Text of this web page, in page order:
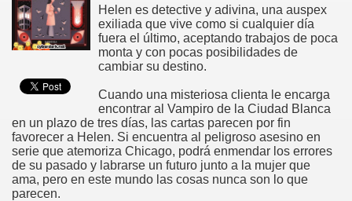
Helen es detective y adivina, una auspex
exiliada que vive como si cualquier día
fuera el último, aceptando trabajos de poca
monta y con pocas posibilidades de
cambiar su destino.
Cuando una misteriosa clienta le encarga
encontrar al Vampiro de la Ciudad Blanca
en un plazo de tres días, las cartas parecen por fin
favorecer a Helen. Si encuentra al peligroso asesino en
serie que atemoriza Chicago, podrá enmendar los errores
de su pasado y labrarse un futuro junto a la mujer que
ama, pero en este mundo las cosas nunca son lo que
parecen.